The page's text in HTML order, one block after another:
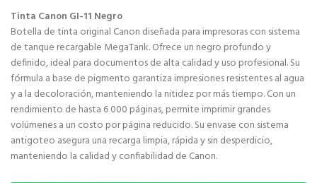
Tinta Canon GI-11 Negro
Botella de tinta original Canon diseñada para impresoras con sistema
de tanque recargable MegaTank. Ofrece un negro profundo y
definido, ideal para documentos de alta calidad y uso profesional. Su
fórmula a base de pigmento garantiza impresiones resistentes al agua
y a la decoloración, manteniendo la nitidez por más tiempo. Con un
rendimiento de hasta 6 000 páginas, permite imprimir grandes
volúmenes a un costo por página reducido. Su envase con sistema
antigoteo asegura una recarga limpia, rápida y sin desperdicio,
manteniendo la calidad y confiabilidad de Canon.